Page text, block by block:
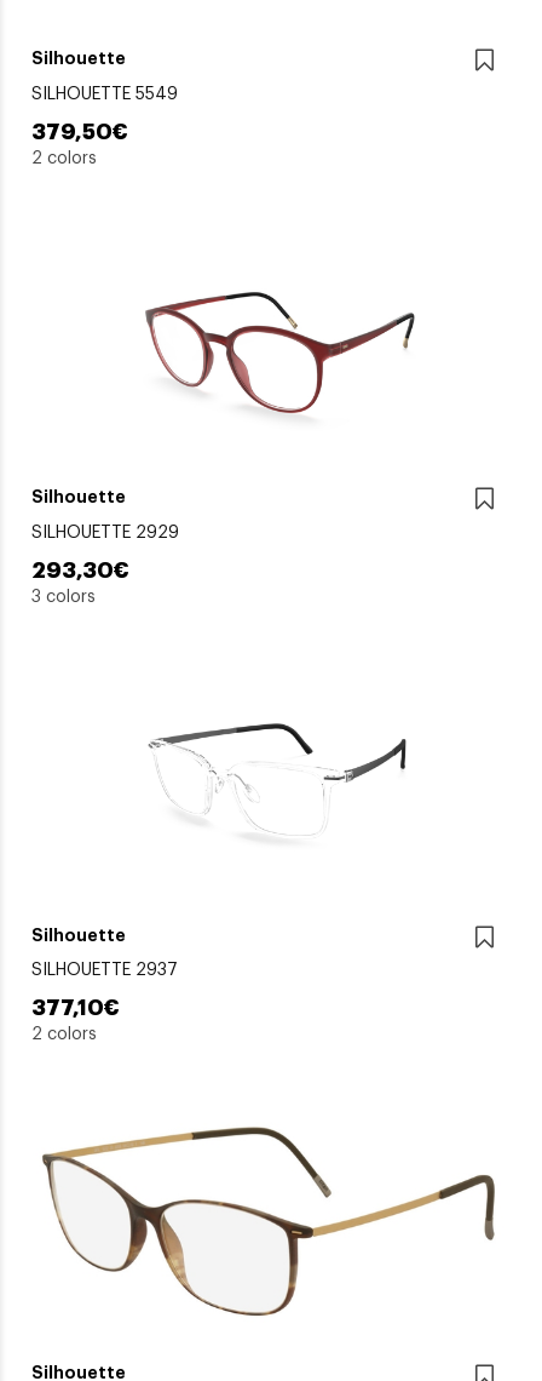
Silhouette
SILHOUETTE 5549
379,50€
2 colors
Silhouette
SILHOUETTE 2929
293,30€
3 colors
Silhouette
SILHOUETTE 2937
377,10€
2 colors
Silhouette